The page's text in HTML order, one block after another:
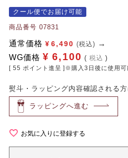
クール便でお届け可能
商品番号 07831
通常価格 ¥ 6,490 (税込)
WG価格 ¥ 6,100 税込
[ 55 ポイント進呈 ]※購入3日後に使用可
熨斗・ラッピング内容確認される
ラッピングへ進む
お気に入りに登録する